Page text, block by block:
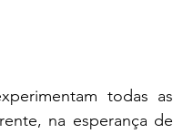
todas as
na esperança de